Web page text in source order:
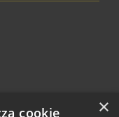
×
cookie